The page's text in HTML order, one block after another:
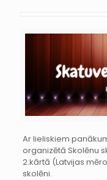
Ar lieliskiem
organizētā Skolēnu
2.kārtā (Latvijas
skolēni.